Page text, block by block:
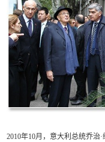
2010年10月，意大利总统乔治